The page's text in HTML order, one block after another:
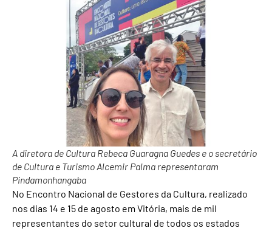
A diretora de Cultura Rebeca Guaragna Guedes e o secretário
de Cultura e Turismo Alcemir Palma representaram
Pindamonhangaba
No Encontro Nacional de Gestores da Cultura, realizado
nos dias 14 e 15 de agosto em Vitória, mais de mil
representantes do setor cultural de todos os estados